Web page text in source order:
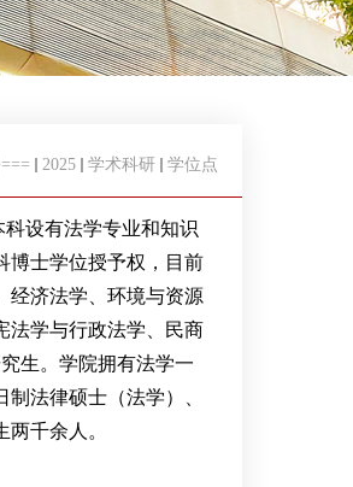
2025 学术科研 学位点
设有法学专业和知识
博士学位授予权，目前
经济法学、环境与资源
法学与行政法学、民商
生。学院拥有法学一
法律硕士（法学）、
两千余 人。